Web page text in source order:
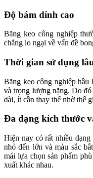
Độ bám dính cao
Băng keo công nghiệp
chẳng lo ngại về vấn đề
Thời gian sử dụng
Băng keo công nghiệp
và trọng lượng nặng. Do
dài, ít cần thay thế nhờ thế
Đa dạng kích thước
Hiện nay có rất nhiều
nhỏ đến lớn và màu sắc
mái lựa chọn sản phẩm
xuất khác nhau.